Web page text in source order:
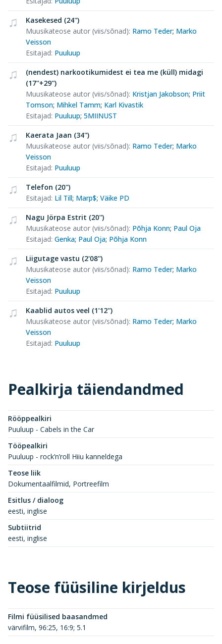
Kasekesed (24'')
Muusikateose autor (viis/sõnad): Ramo Teder; Marko
Veisson
Esitajad: Puuluup
(nendest) narkootikumidest ei tea me (küll) midagi
(17''+29'')
Muusikateose autor (viis/sõnad): Kristjan Jakobson; Priit
Tomson; Mihkel Tamm; Karl Kivastik
Esitajad: Puuluup; 5MIINUST
Kaerata Jaan (34'')
Muusikateose autor (viis/sõnad): Ramo Teder; Marko
Veisson
Esitajad: Puuluup
Telefon (20'')
Esitajad: Lil Till; Marp$; Väike PD
Nagu Jörpa Estrit (20'')
Muusikateose autor (viis/sõnad): Põhja Konn; Paul Oja
Esitajad: Genka; Paul Oja; Põhja Konn
Liigutage vastu (2'08'')
Muusikateose autor (viis/sõnad): Ramo Teder; Marko
Veisson
Esitajad: Puuluup
Kaablid autos veel (1'12'')
Muusikateose autor (viis/sõnad): Ramo Teder; Marko
Veisson
Esitajad: Puuluup
Pealkirja täiendandmed
Rööppealkiri
Puuluup - Cabels in the Car
Tööpealkiri
Puuluup - rock’n’roll Hiiu kanneldega
Teose liik
Dokumentaalfilmid, Portreefilm
Esitlus / dialoog
eesti, inglise
Subtiitrid
eesti, inglise
Teose füüsiline kirjeldus
Filmi füüsilised baasandmed
värvifilm, 96:25, 16:9; 5.1